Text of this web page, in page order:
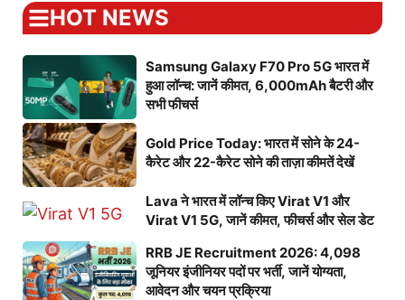
HOT NEWS
Samsung Galaxy F70 Pro 5G भारत में
हुआ लॉन्च: जानें कीमत, 6,000mAh बैटरी और
सभी फीचर्स
Gold Price Today: भारत में सोने के 24-
कैरेट और 22-कैरेट सोने की ताज़ा कीमतें देखें
Lava ने भारत में लॉन्च किए Virat V1 और
Virat V1 5G, जानें कीमत, फीचर्स और सेल डेट
RRB JE Recruitment 2026: 4,098
जूनियर इंजीनियर पदों पर भर्ती, जानें योग्यता,
आवेदन और चयन प्रक्रिया